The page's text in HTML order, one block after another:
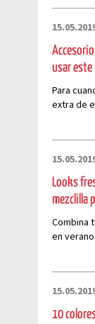
usar este
Para
extra de
Looks
mezclilla
Combina
en
10